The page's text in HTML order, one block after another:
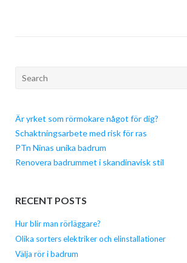
Search
Är yrket som rörmokare något för dig?
Schaktningsarbete med risk för ras
PTn Ninas unika badrum
Renovera badrummet i skandinavisk stil
RECENT POSTS
Hur blir man rörläggare?
Olika sorters elektriker och elinstallationer
Välja rör i badrum